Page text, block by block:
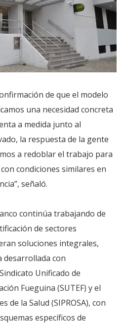
de que el modelo
una necesidad concreta
a medida junto al
la respuesta de la gente
a redoblar el trabajo para
condiciones similares en
señaló.
continúa trabajando de
de sectores
soluciones integrales,
desarrollada con
Unificado de
Fueguina (SUTEF) y el
de la Salud (SIPROSA), con
específicos de